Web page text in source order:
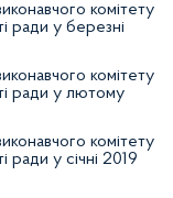
комітету
ради у березні
комітету
ради у лютому
комітету
ради у січні 2019